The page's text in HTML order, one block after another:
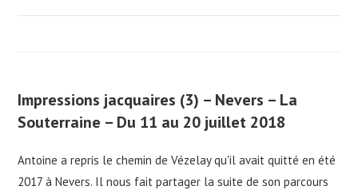
Impressions jacquaires (3) – Nevers – La
Souterraine – Du 11 au 20 juillet 2018
Antoine a repris le chemin de Vézelay qu'il avait quitté en été
2017 à Nevers. Il nous fait partager la suite de son parcours